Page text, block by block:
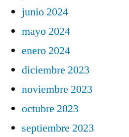
junio 2024
mayo 2024
enero 2024
diciembre 2023
noviembre 2023
octubre 2023
septiembre 2023